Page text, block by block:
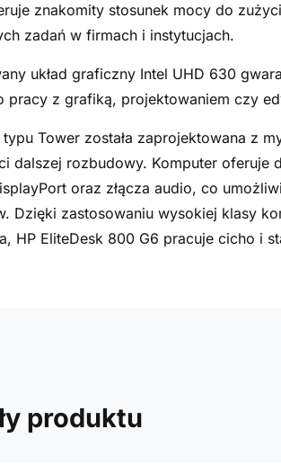
znakomity stosunek mocy do
zadań w firmach i instytucjach.
układ graficzny Intel UHD 630
pracy z grafiką, projektowaniem czy
Tower została zaprojektowana z
dalszej rozbudowy. Komputer oferuje
oraz złącza audio, co
Dzięki zastosowaniu wysokiej klasy
HP EliteDesk 800 G6 pracuje cicho i
produktu